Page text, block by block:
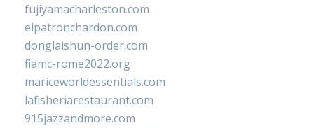
fujiyamacharleston.com
elpatronchardon.com
donglaishun-order.com
fiamc-rome2022.org
mariceworldessentials.com
lafisheriarestaurant.com
915jazzandmore.com